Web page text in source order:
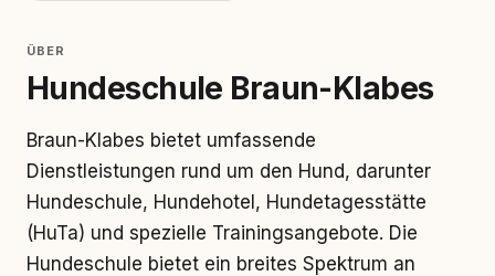
ÜBER
Hundeschule Braun-Klabes
Braun-Klabes bietet umfassende
Dienstleistungen rund um den Hund, darunter
Hundeschule, Hundehotel, Hundetagesstätte
(HuTa) und spezielle Trainingsangebote. Die
Hundeschule bietet ein breites Spektrum an